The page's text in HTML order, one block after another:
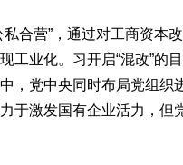
私合营”，通过对工商资本
工业化。习开启“混改”的
，党中央同时布局党组织
于激发国有企业活力，但